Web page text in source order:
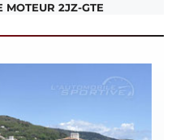
MOTEUR 2JZ-GTE